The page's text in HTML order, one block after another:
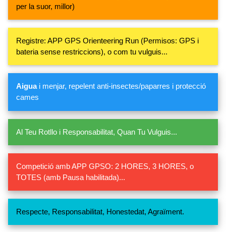
per la suor, millor)
Registre: APP GPS Orienteering Run (Permisos: GPS i
bateria sense restriccions), o com tu vulguis...
Aiguai menjar, repelent anti-insectes/paparres i protecció
cames
Al Teu Rotllo i Responsabilitat, Quan Tu Vulguis...
Competició amb APP GPSO: 2 HORES, 3 HORES, o
TOTES (amb Pausa habilitada)...
Respecte, Responsabilitat, Honestedat, Agraïment.